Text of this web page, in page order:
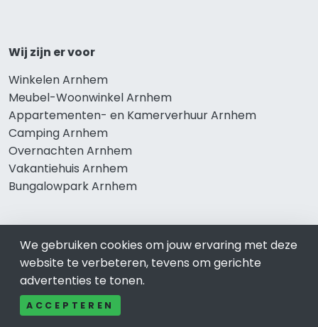
Wij zijn er voor
Winkelen Arnhem
Meubel-Woonwinkel Arnhem
Appartementen- en Kamerverhuur Arnhem
Camping Arnhem
Overnachten Arnhem
Vakantiehuis Arnhem
Bungalowpark Arnhem
Thema’s
Klussenbedrijf Arnhem
Notarissen Arnhem
Taxateurs Arnhem
We gebruiken cookies om jouw ervaring met deze
website te verbeteren, tevens om gerichte
advertenties te tonen.
ACCEPTEREN